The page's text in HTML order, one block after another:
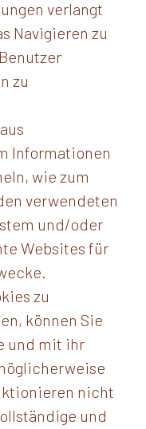
verlangt
Navigieren zu
zu
Informationen
wie zum
verwendeten
und/oder
Websites für
zu
können Sie
und mit ihr
nicht
und